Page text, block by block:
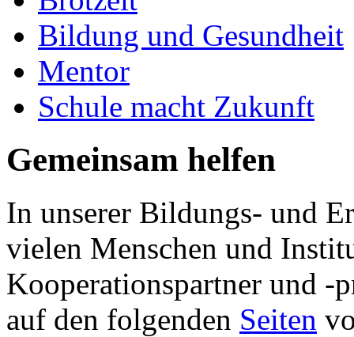
Bildung und Gesundheit
Mentor
Schule macht Zukunft
Gemeinsam helfen
In unserer Bildungs- und
vielen Menschen und
Kooperationspartner und -
auf den folgenden Seiten